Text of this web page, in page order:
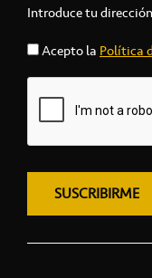
Introduce tu
Acepto la Política